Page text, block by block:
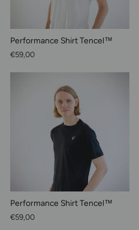
Performance Shirt Tencel™
€59,00
Performance Shirt Tencel™
€59,00